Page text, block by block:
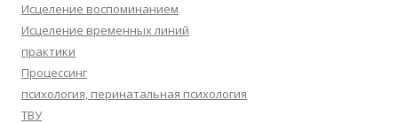
Исцеление воспоминанием
Исцеление временных линий
практики
Процессинг
психология, перинатальная психология
ТВУ